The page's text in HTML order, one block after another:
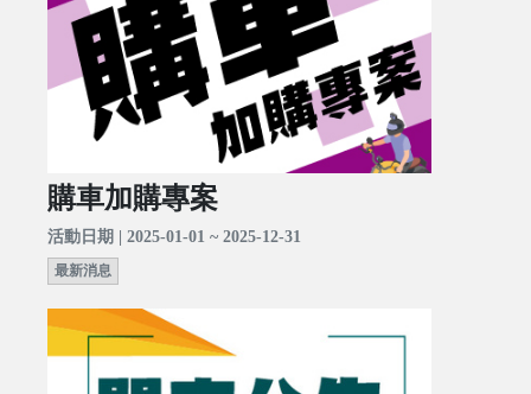
購車加購專案
活動日期 | 2025-01-01 ~ 2025-12-31
最新消息